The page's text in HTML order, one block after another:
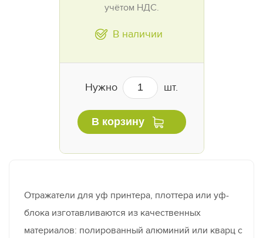
учётом НДС.
В наличии
Нужно шт.
В корзину
Отражатели для уф принтера, плоттера или уф-
блока изготавливаются из качественных
материалов: полированный алюминий или кварц с